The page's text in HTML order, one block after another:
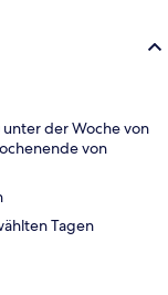
der Woche von
von
Tagen